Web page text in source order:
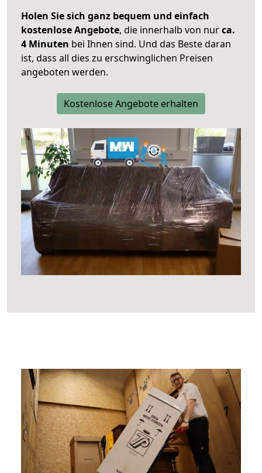
Holen Sie sich ganz bequem und einfach
kostenlose Angebote, die innerhalb von nurca.
4 Minuten bei Ihnen sind. Und das Beste daran
ist, dass all dies zu erschwinglichen Preisen
angeboten werden.
Kostenlose Angebote erhalten